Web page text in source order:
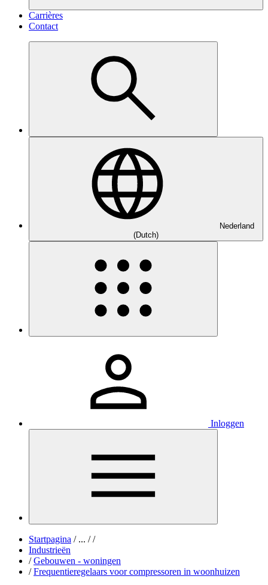
Carrières
Contact
Nederland
(Dutch)
Inloggen
Startpagina /... / /
Industrieën
/ Gebouwen - woningen
/ Frequentieregelaars voor compressoren in woonhuizen